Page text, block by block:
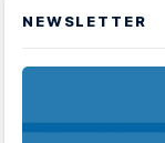
NEWSLETTER